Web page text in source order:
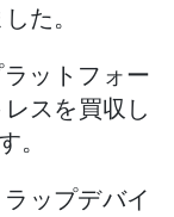
た。
ットフォー
スを買収し
。
ップデバイ